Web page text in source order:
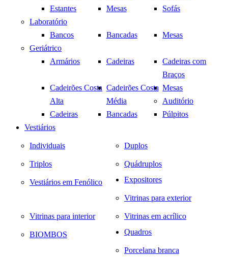
Estantes
Mesas
Sofás
Laboratório
Bancos
Bancadas
Mesas
Geriátrico
Armários
Cadeiras
Cadeiras com
Braços
Cadeirões Costa
Alta
Cadeirões Costa
Média
Mesas
Auditório
Cadeiras
Bancadas
Púlpitos
Vestiários
Individuais Duplos
Triplos Quádruplos
Vestiários em Fenólico Expositores
Vitrinas para exterior
Vitrinas para interior Vitrinas em acrílico
BIOMBOS Quadros
Porcelana branca